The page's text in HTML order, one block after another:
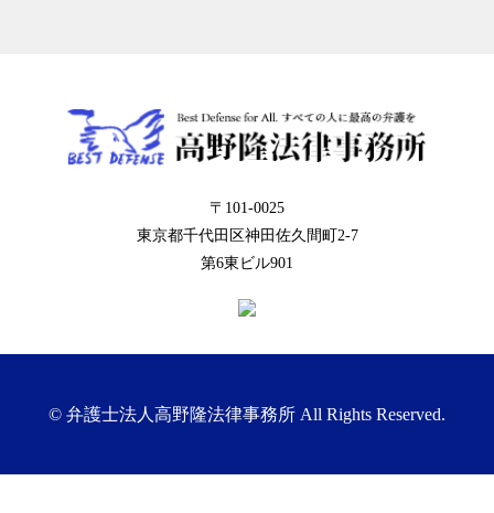
〒101-0025
東京都千代田区神田佐久間町2-7
第6東ビル901
©︎ 弁護士法人高野隆法律事務所 All Rights Reserved.